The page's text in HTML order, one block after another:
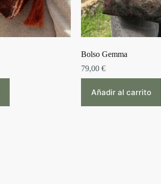
Bolso Gemma
79,00 €
Añadir al carrito